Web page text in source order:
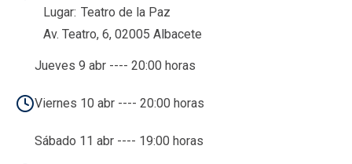
Lugar Teatro de la Paz
Av. Teatro, 6, 02005 Albacete
Jueves 9 abr ---- 20:00 horas
Viernes 10 abr ---- 20:00 horas
Sábado 11 abr ---- 19:00 horas